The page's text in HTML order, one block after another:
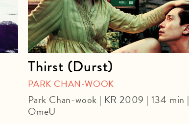
Thirst (Durst)
PARK CHAN-WOOK
Park Chan-wook | KR 2009 | 134 min |
OmeU